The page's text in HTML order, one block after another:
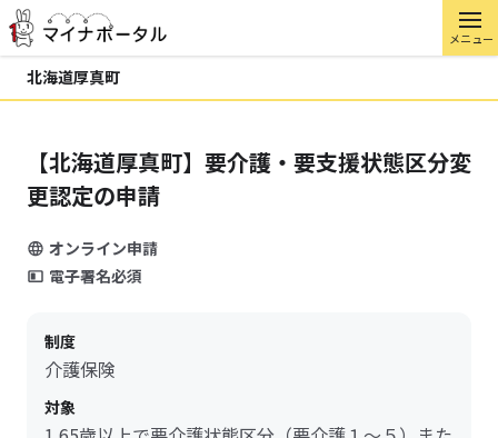
メニュー
北海道厚真町
【北海道厚真町】要介護・要支援状態区分変
更認定の申請
オンライン申請
電子署名必須
制度
介護保険
対象